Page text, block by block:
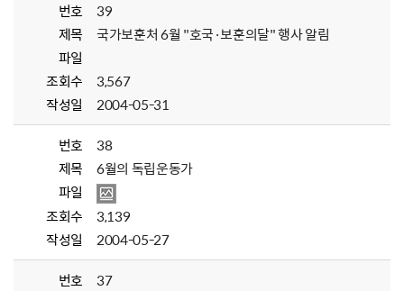
번호
39
제목
국가보훈처 6월 "호국·보훈의달" 행사 알림
파일
조회수
3,567
작성일
2004-05-31
번호
38
제목
6월의 독립운동가
파일
조회수
3,139
작성일
2004-05-27
번호
37